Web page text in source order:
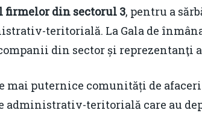
firmelor din sectorul 3, pentru a
teritorială. La Gala de
din sector și reprezentanţi
mai puternice comunități de
administrativ-teritorială care au